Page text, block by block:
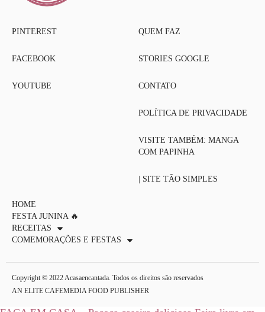
PINTEREST
FACEBOOK
YOUTUBE
QUEM FAZ
STORIES GOOGLE
CONTATO
POLÍTICA DE PRIVACIDADE
VISITE TAMBÉM: MANGA
COM PAPINHA
| SITE TÃO SIMPLES
HOME
FESTA JUNINA 🔥
RECEITAS
COMEMORAÇÕES E FESTAS
Copyright © 2022 Acasaencantada. Todos os direitos são reservados
AN ELITE CAFEMEDIA FOOD PUBLISHER